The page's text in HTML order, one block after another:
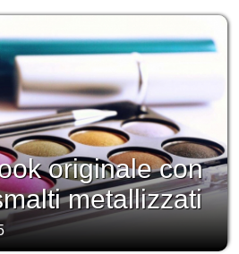
originale con
metallizzati